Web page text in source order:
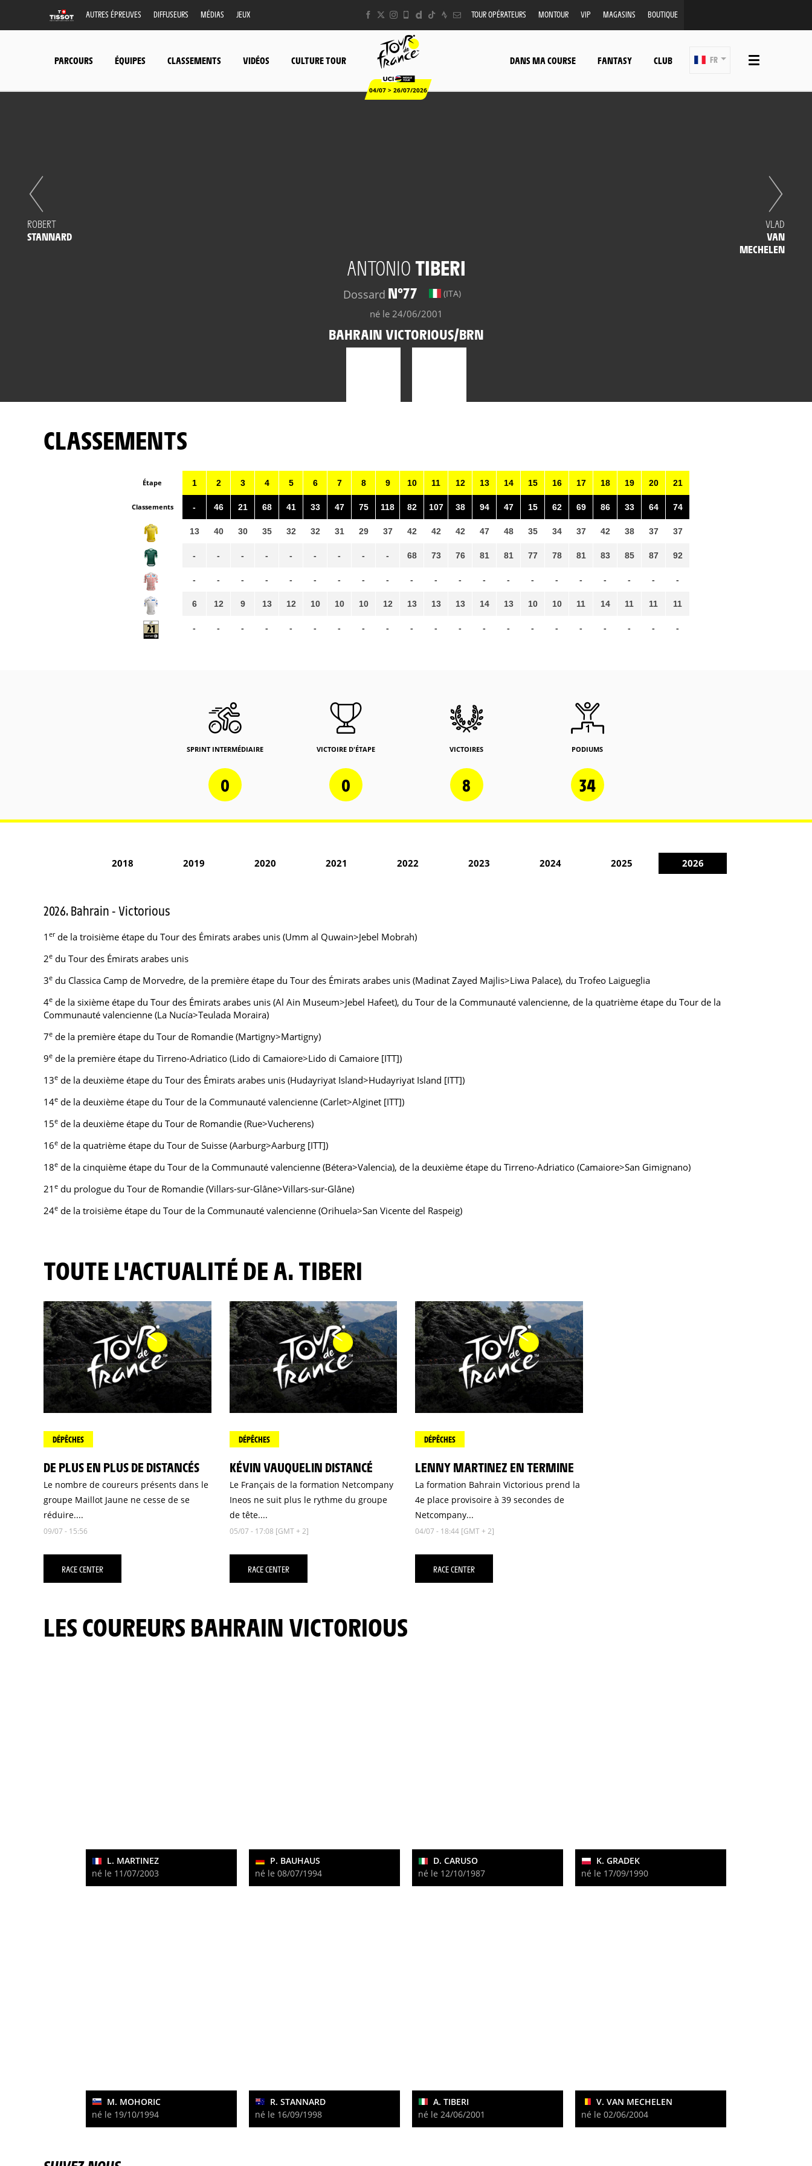
AUTRES ÉPREUVES DIFFUSEURS MÉDIAS JEUX TOUR OPÉRATEURS MONTOUR VIP MAGASINS BOUTIQUE
PARCOURS ÉQUIPES CLASSEMENTS VIDÉOS CULTURE TOUR
04/07 > 26/07/2026
DANS MA COURSE FANTASY CLUB FR
ANTONIOTIBERI
Dossard N°77 (ITA)
né le 24/06/2001
BAHRAIN VICTORIOUS/BRN
ROBERT
STANNARD
VLAD
VAN
MECHELEN
CLASSEMENTS
Étape
Classements
1
-
13
-
-
6
-
2
46
40
-
-
12
-
3
21
30
-
-
9
-
4
68
35
-
-
13
-
5
41
32
-
-
12
-
6
33
32
-
-
10
-
7
47
31
-
-
10
-
8
75
29
-
-
10
-
9
118
37
-
-
12
-
10
82
42
68
-
13
-
11
107
42
73
-
13
-
12
38
42
76
-
13
-
13
94
47
81
-
14
-
14
47
48
81
-
13
-
15
15
35
77
-
10
-
16
62
34
78
-
10
-
17
69
37
81
-
11
-
18
86
42
83
-
14
-
19
33
38
85
-
11
-
20
64
37
87
-
11
-
21
74
37
92
-
11
-
SPRINT INTERMÉDIAIRE
0
VICTOIRE D'ÉTAPE
0
VICTOIRES
8
PODIUMS
34
2018 2019 2020 2021 2022 2023 2024 2025 2026
2026. Bahrain - Victorious
1 erde la troisième étape du Tour des Émirats arabes unis (Umm al Quwain>Jebel Mobrah)
2e du Tour des Émirats arabes unis
3e du Classica Camp de Morvedre, de la première étape du Tour des Émirats arabes unis (Madinat Zayed Majlis>Liwa Palace), du Trofeo Laigueglia
4e de la sixième étape du Tour des Émirats arabes unis (Al Ain Museum>Jebel Hafeet), du Tour de la Communauté valencienne, de la quatrième étape du Tour de la
Communauté valencienne (La Nucía>Teulada Moraira)
7e de la première étape du Tour de Romandie (Martigny>Martigny)
9e de la première étape du Tirreno-Adriatico (Lido di Camaiore>Lido di Camaiore [ITT])
13e de la deuxième étape du Tour des Émirats arabes unis (Hudayriyat Island>Hudayriyat Island [ITT])
14e de la deuxième étape du Tour de la Communauté valencienne (Carlet>Alginet [ITT])
15e de la deuxième étape du Tour de Romandie (Rue>Vucherens)
16e de la quatrième étape du Tour de Suisse (Aarburg>Aarburg [ITT])
18e de la cinquième étape du Tour de la Communauté valencienne (Bétera>Valencia), de la deuxième étape du Tirreno-Adriatico (Camaiore>San Gimignano)
21 e du prologue du Tour de Romandie (Villars-sur-Glâne>Villars-sur-Glâne)
24e de la troisième étape du Tour de la Communauté valencienne (Orihuela>San Vicente del Raspeig)
TOUTE L'ACTUALITÉ DE A. TIBERI
DÉPÊCHES
DE PLUS EN PLUS DE DISTANCÉS
Le nombre de coureurs présents dans le
groupe Maillot Jaune ne cesse de se
réduire....
09/07 - 15:56
RACE CENTER
DÉPÊCHES
KÉVIN VAUQUELIN DISTANCÉ
Le Français de la formation Netcompany
Ineos ne suit plus le rythme du groupe
de tête....
05/07 - 17:08 [GMT + 2]
RACE CENTER
DÉPÊCHES
LENNY MARTINEZ EN TERMINE
La formation Bahrain Victorious prend la
4e place provisoire à 39 secondes de
Netcompany...
04/07 - 18:44 [GMT + 2]
RACE CENTER
LES COUREURS BAHRAIN VICTORIOUS
L. MARTINEZ
né le 11/07/2003
P. BAUHAUS
né le 08/07/1994
D. CARUSO
né le 12/10/1987
K. GRADEK
né le 17/09/1990
M. MOHORIC
né le 19/10/1994
R. STANNARD
né le 16/09/1998
A. TIBERI
né le 24/06/2001
V. VAN MECHELEN
né le 02/06/2004